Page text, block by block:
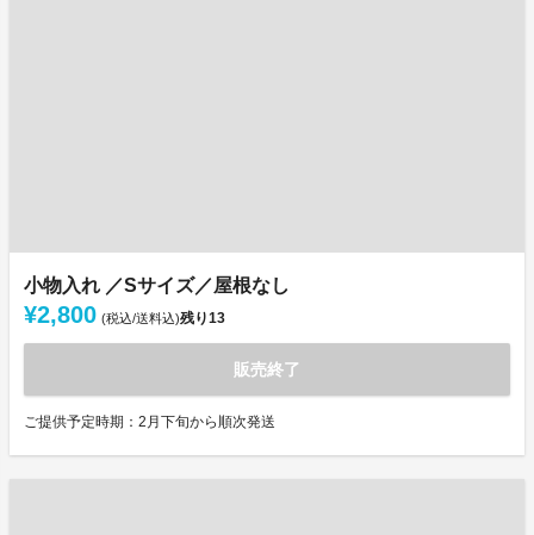
小物入れ ／Sサイズ／屋根なし
¥2,800 (税込/送料込)残り13
販売終了
ご提供予定時期：2月下旬から順次発送